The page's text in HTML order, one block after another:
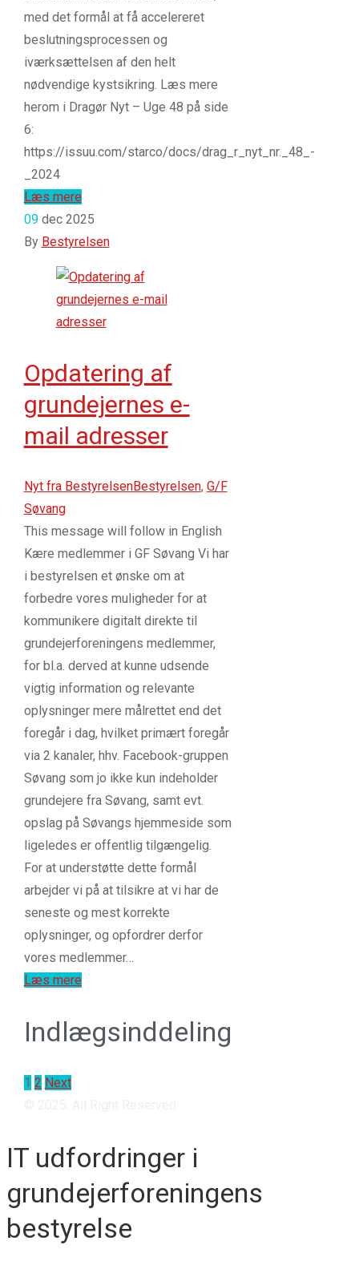
med det formål at få accelereret
beslutningsprocessen og
iværksættelsen af den helt
nødvendige kystsikring. Læs mere
herom i Dragør Nyt – Uge 48 på side
6:
https://issuu.com/starco/docs/drag_r_nyt_nr._48_-
_2024
Læs mere
09 dec 2025
By Bestyrelsen
Opdatering af
grundejernes e-
mail adresser
Nyt fra BestyrelsenBestyrelsen, G/F
Søvang
This message will follow in English
Kære medlemmer i GF Søvang Vi har
i bestyrelsen et ønske om at
forbedre vores muligheder for at
kommunikere digitalt direkte til
grundejerforeningens medlemmer,
for bl.a. derved at kunne udsende
vigtig information og relevante
oplysninger mere målrettet end det
foregår i dag, hvilket primært foregår
via 2 kanaler, hhv. Facebook-gruppen
Søvang som jo ikke kun indeholder
grundejere fra Søvang, samt evt.
opslag på Søvangs hjemmeside som
ligeledes er offentlig tilgængelig.
For at understøtte dette formål
arbejder vi på at tilsikre at vi har de
seneste og mest korrekte
oplysninger, og opfordrer derfor
vores medlemmer…
Læs mere
Indlægsinddeling
1 2 Next
IT udfordringer i
grundejerforeningens
bestyrelse